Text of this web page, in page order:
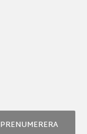
PRENUMERERA